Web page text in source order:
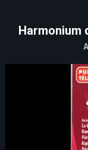
Harmonium